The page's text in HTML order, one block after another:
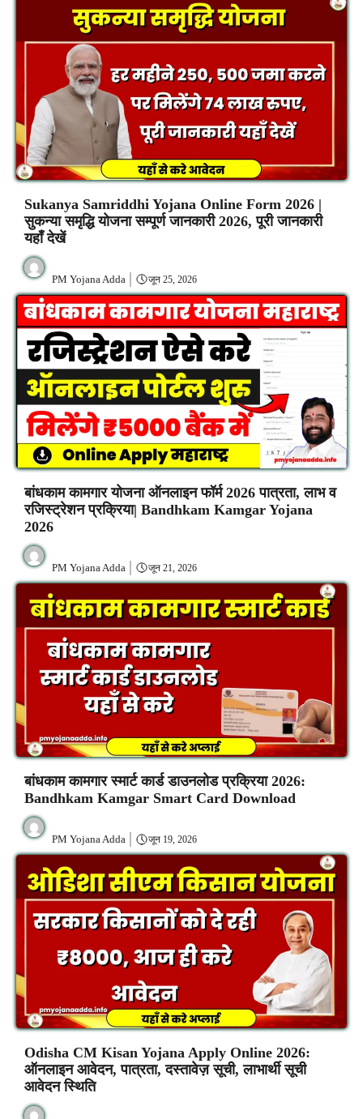
Sukanya Samriddhi Yojana Online Form 2026 |
सुकन्या समृद्धि योजना सम्पूर्ण जानकारी 2026, पूरी जानकारी
यहाँ देखें
PM Yojana Adda जून 25, 2026
बांधकाम कामगार योजना ऑनलाइन फॉर्म 2026 पात्रता, लाभ व
रजिस्ट्रेशन प्रक्रिया| Bandhkam Kamgar Yojana
2026
PM Yojana Adda जून 21, 2026
बांधकाम कामगार स्मार्ट कार्ड डाउनलोड प्रक्रिया 2026:
Bandhkam Kamgar Smart Card Download
PM Yojana Adda जून 19, 2026
Odisha CM Kisan Yojana Apply Online 2026:
ऑनलाइन आवेदन, पात्रता, दस्तावेज़ सूची, लाभार्थी सूची
आवेदन स्थिति